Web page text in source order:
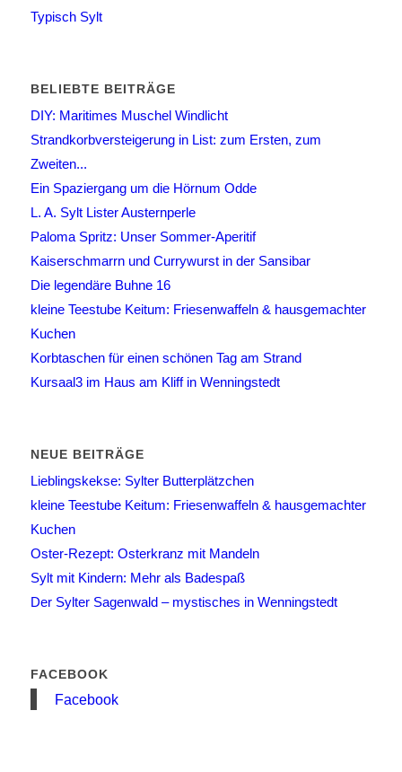
Typisch Sylt
BELIEBTE BEITRÄGE
DIY: Maritimes Muschel Windlicht
Strandkorbversteigerung in List: zum Ersten, zum
Zweiten...
Ein Spaziergang um die Hörnum Odde
L. A. Sylt Lister Austernperle
Paloma Spritz: Unser Sommer-Aperitif
Kaiserschmarrn und Currywurst in der Sansibar
Die legendäre Buhne 16
kleine Teestube Keitum: Friesenwaffeln & hausgemachter
Kuchen
Korbtaschen für einen schönen Tag am Strand
Kursaal3 im Haus am Kliff in Wenningstedt
NEUE BEITRÄGE
Lieblingskekse: Sylter Butterplätzchen
kleine Teestube Keitum: Friesenwaffeln & hausgemachter
Kuchen
Oster-Rezept: Osterkranz mit Mandeln
Sylt mit Kindern: Mehr als Badespaß
Der Sylter Sagenwald – mystisches in Wenningstedt
FACEBOOK
Facebook